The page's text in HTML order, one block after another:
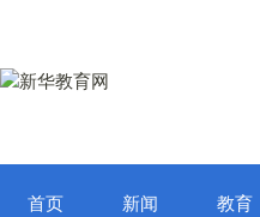
首页 新闻 教育